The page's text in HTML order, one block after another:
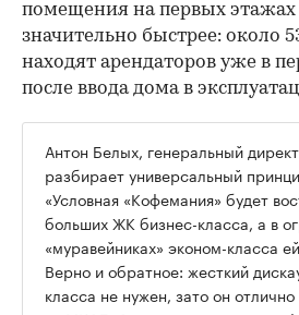
помещения на первых этажах
значительно быстрее: около
находят арендаторов уже в
после ввода дома в
Антон Белых, генеральный
разбирает универсальный
«Условная «Кофемания» будет
больших ЖК бизнес-класса, а в
«муравейниках» эконом-класса
Верно и обратное: жесткий
класса не нужен, зато он